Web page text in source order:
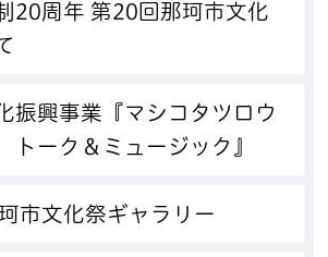
20周年 第20回那珂市文化
振興事業『マシコタツロウ
ーク＆ミュージック』
市文化祭ギャラリー